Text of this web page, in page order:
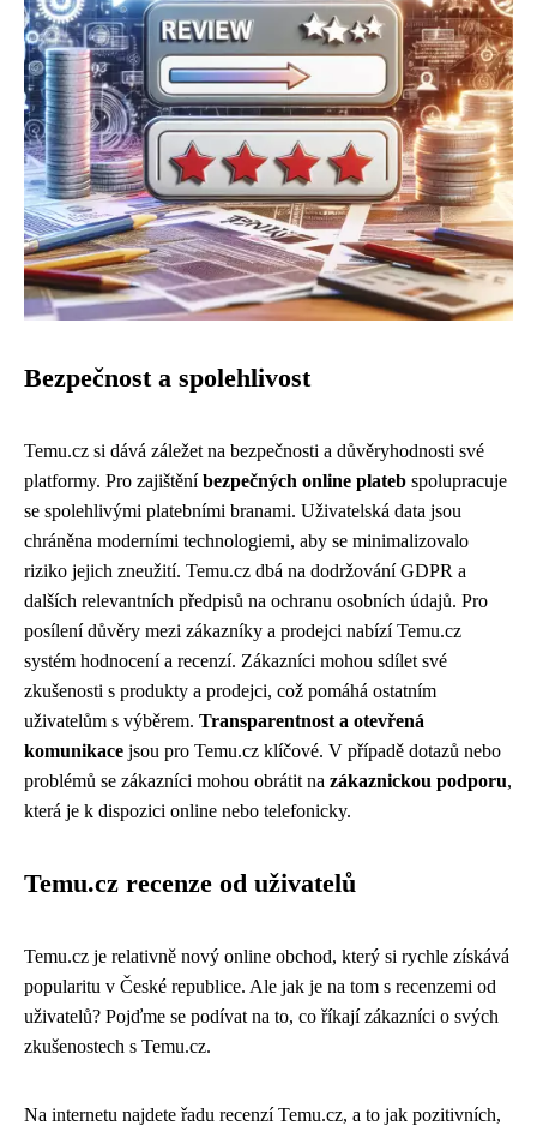
Bezpečnost a spolehlivost
Temu.cz si dává záležet na bezpečnosti a důvěryhodnosti své
platformy. Pro zajištěníbezpečných online plateb spolupracuje
se spolehlivými platebními branami. Uživatelská data jsou
chráněna moderními technologiemi, aby se minimalizovalo
riziko jejich zneužití. Temu.cz dbá na dodržování GDPR a
dalších relevantních předpisů na ochranu osobních údajů. Pro
posílení důvěry mezi zákazníky a prodejci nabízí Temu.cz
systém hodnocení a recenzí. Zákazníci mohou sdílet své
zkušenosti s produkty a prodejci, což pomáhá ostatním
uživatelům s výběrem. Transparentnost a otevřená
komunikace jsou pro Temu.cz klíčové. V případě dotazů nebo
problémů se zákazníci mohou obrátit na zákaznickou podporu,
která je k dispozici online nebo telefonicky.
Temu.cz recenze od uživatelů
Temu.cz je relativně nový online obchod, který si rychle získává
popularitu v České republice. Ale jak je na tom s recenzemi od
uživatelů? Pojďme se podívat na to, co říkají zákazníci o svých
zkušenostech s Temu.cz.
Na internetu najdete řadu recenzí Temu.cz, a to jak pozitivních,